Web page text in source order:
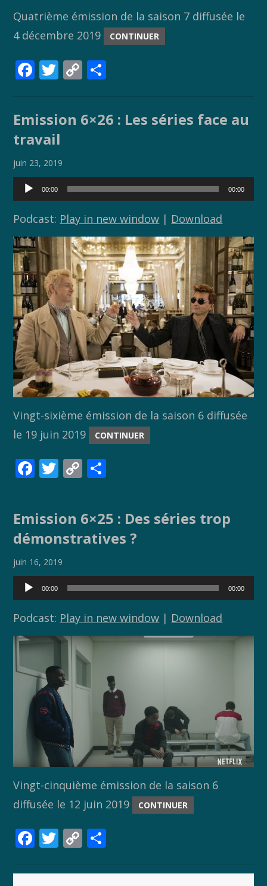
Quatrième émission de la saison 7 diffusée le
4 décembre 2019
CONTINUER
F
e
b
o
o
k
T
er
C
p
y
k
ta
g
Emission 6×26 : Les séries face au
travail
juin 23, 2019
Lecteur
audio
00:00 00:00
Podcast: Play in new window | Download
Vingt-sixième émission de la saison 6 diffusée
le 19 juin 2019
CONTINUER
F
e
b
o
o
k
T
er
C
y
Li
k
g
er
Emission 6×25 : Des séries trop
démonstratives ?
juin 16, 2019
Lecteur
audio
00:00 00:00
Podcast: Play in new window | Download
Vingt-cinquième émission de la saison 6
diffusée le 12 juin 2019
CONTINUER
F
e
T
itt
C
p ta